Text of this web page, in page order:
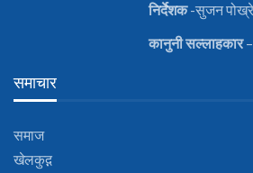
निर्देशक-सुजन
कानुनीसल्लाहकार
समाचार
समाज
खेलकुद़़